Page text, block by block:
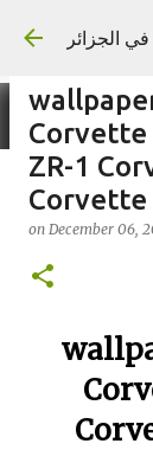
الجزائر
onSeptember
Corvette
ZR-1
Corvette
on December 06,